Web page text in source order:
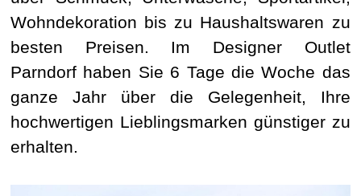
Wohndekoration bis zu Haushaltswaren zu
besten Preisen. Im Designer Outlet
Parndorf haben Sie 6 Tage die Woche das
ganze Jahr über die Gelegenheit, Ihre
hochwertigen Lieblingsmarken günstiger zu
erhalten.